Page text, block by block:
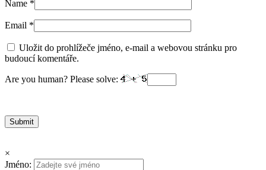
Name *
Email *
Uložit do prohlížeče jméno, e-mail a webovou stránku pro
budoucí komentáře.
Are you human? Please solve:
×
Jméno: